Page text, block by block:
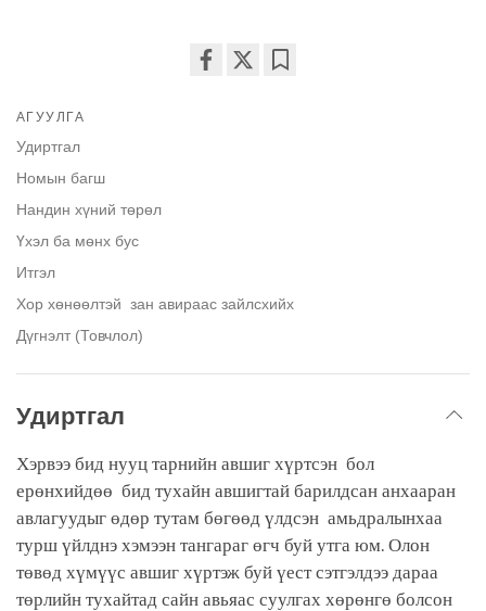
АГУУЛГА
Удиртгал
Номын багш
Нандин хүний төрөл
Үхэл ба мөнх бус
Итгэл
Хор хөнөөлтэй зан авираас зайлсхийх
Дүгнэлт (Товчлол)
Удиртгал
Хэрвээ бид нууц тарнийн авшиг хүртсэн бол
ерөнхийдөө бид тухайн авшигтай барилдсан анхааран
авлагуудыг өдөр тутам бөгөөд үлдсэн амьдралынхаа
турш үйлднэ хэмээн тангараг өгч буй утга юм. Олон
төвөд хүмүүс авшиг хүртэж буй үест сэтгэлдээ дараа
төрлийн тухайтад сайн авьяас суулгах хөрөнгө болсон